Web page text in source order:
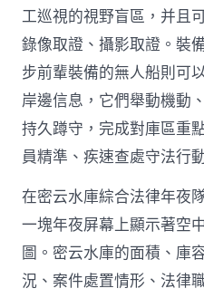
工巡視的視野盲區，并且
錄像取證、攝影取證。裝
步前輩裝備的無人船則可
岸邊信息，它們舉動機動
持久蹲守，完成對庫區重
員精準、疾速查處守法行
在密云水庫綜合法律年夜
一塊年夜屏幕上顯示著空
圖。密云水庫的面積、庫
況、案件處置情形、法律